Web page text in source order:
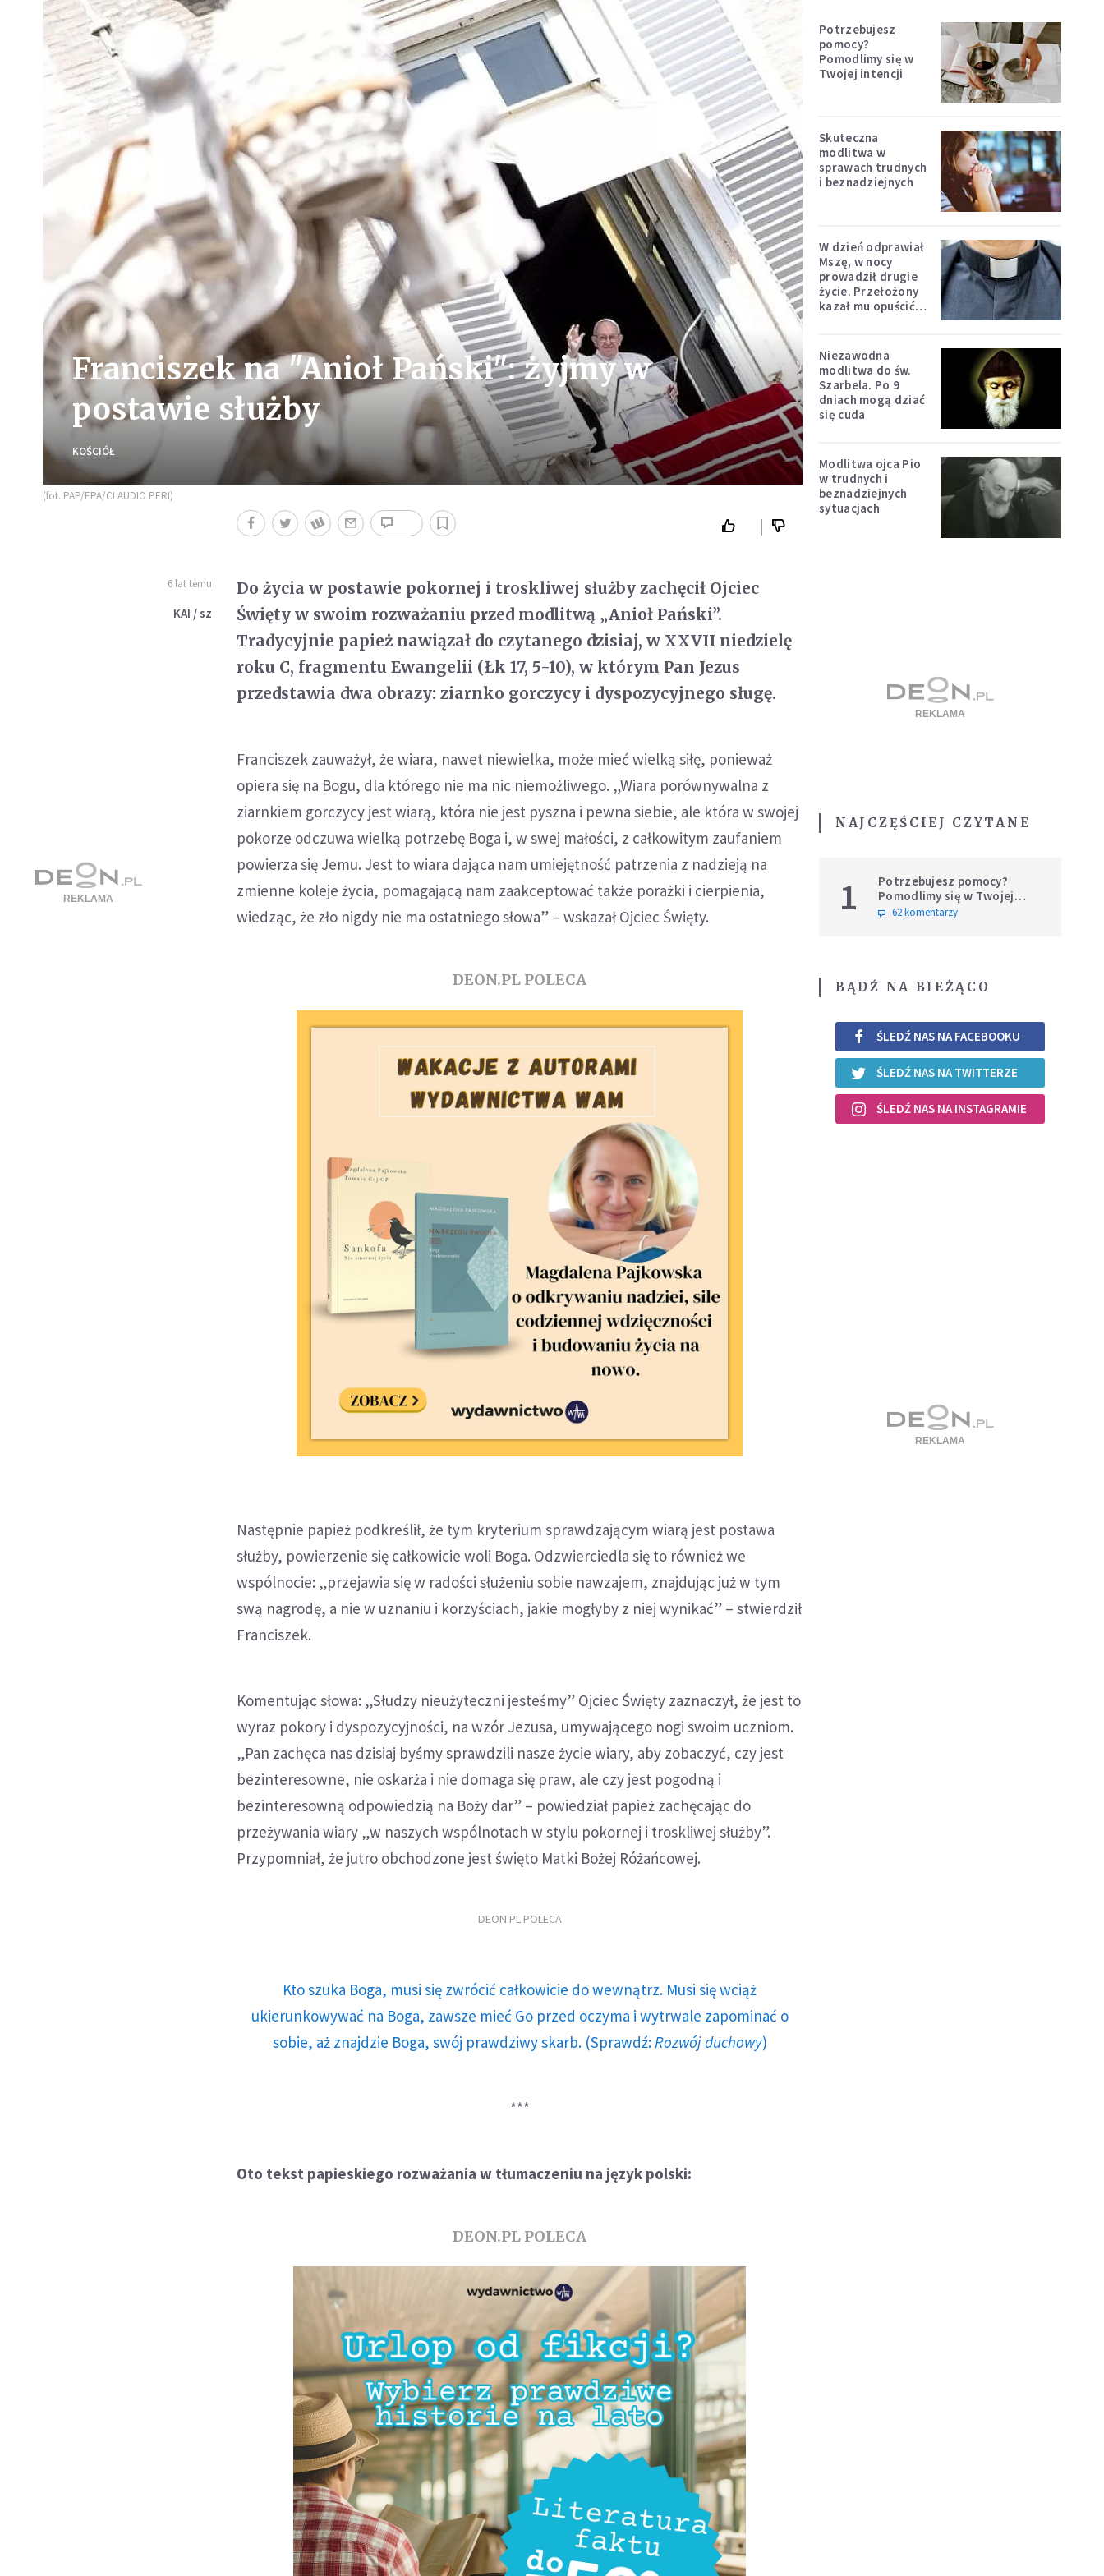
Franciszek na "Anioł Pański": żyjmy w
postawie służby
KOŚCIÓŁ
(fot. PAP/EPA/CLAUDIO PERI)
6 lat temu
KAI / sz
Do życia w postawie pokornej i troskliwej służby zachęcił Ojciec
Święty w swoim rozważaniu przed modlitwą „Anioł Pański”.
Tradycyjnie papież nawiązał do czytanego dzisiaj, w XXVII niedzielę
roku C, fragmentu Ewangelii (Łk 17, 5-10), w którym Pan Jezus
przedstawia dwa obrazy: ziarnko gorczycy i dyspozycyjnego sługę.
Franciszek zauważył, że wiara, nawet niewielka, może mieć wielką siłę, ponieważ
opiera się na Bogu, dla którego nie ma nic niemożliwego. „Wiara porównywalna z
ziarnkiem gorczycy jest wiarą, która nie jest pyszna i pewna siebie, ale która w swojej
pokorze odczuwa wielką potrzebę Boga i, w swej małości, z całkowitym zaufaniem
powierza się Jemu. Jest to wiara dająca nam umiejętność patrzenia z nadzieją na
zmienne koleje życia, pomagającą nam zaakceptować także porażki i cierpienia,
wiedząc, że zło nigdy nie ma ostatniego słowa” – wskazał Ojciec Święty.
DEON.PL POLECA
Następnie papież podkreślił, że tym kryterium sprawdzającym wiarą jest postawa
służby, powierzenie się całkowicie woli Boga. Odzwierciedla się to również we
wspólnocie: „przejawia się w radości służeniu sobie nawzajem, znajdując już w tym
swą nagrodę, a nie w uznaniu i korzyściach, jakie mogłyby z niej wynikać” – stwierdził
Franciszek.
Komentując słowa: „Słudzy nieużyteczni jesteśmy” Ojciec Święty zaznaczył, że jest to
wyraz pokory i dyspozycyjności, na wzór Jezusa, umywającego nogi swoim uczniom.
„Pan zachęca nas dzisiaj byśmy sprawdzili nasze życie wiary, aby zobaczyć, czy jest
bezinteresowne, nie oskarża i nie domaga się praw, ale czy jest pogodną i
bezinteresowną odpowiedzią na Boży dar” – powiedział papież zachęcając do
przeżywania wiary „w naszych wspólnotach w stylu pokornej i troskliwej służby”.
Przypomniał, że jutro obchodzone jest święto Matki Bożej Różańcowej.
DEON.PL POLECA
Kto szuka Boga, musi się zwrócić całkowicie do wewnątrz. Musi się wciąż
ukierunkowywać na Boga, zawsze mieć Go przed oczyma i wytrwale zapominać o
sobie, aż znajdzie Boga, swój prawdziwy skarb. (Sprawdź: Rozwój duchowy)
***
Oto tekst papieskiego rozważania w tłumaczeniu na język polski:
DEON.PL POLECA
Potrzebujesz
pomocy?
Pomodlimy się w
Twojej intencji
Skuteczna
modlitwa w
sprawach trudnych
i beznadziejnych
W dzień odprawiał
Mszę, w nocy
prowadził drugie
życie. Przełożony
kazał mu opuścić
Niezawodna
modlitwa do św.
Szarbela. Po 9
dniach mogą dziać
się cuda
Modlitwa ojca Pio
w trudnych i
beznadziejnych
sytuacjach
NAJCZĘŚCIEJ CZYTANE
1
Potrzebujesz pomocy?
Pomodlimy się w Twojej
intencji
62 komentarzy
BĄDŹ NA BIEŻĄCO
ŚLEDŹ NAS NA FACEBOOKU
ŚLEDŹ NAS NA TWITTERZE
ŚLEDŹ NAS NA INSTAGRAMIE